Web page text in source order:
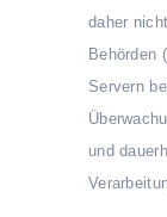
daher
Behörden
Servern
und